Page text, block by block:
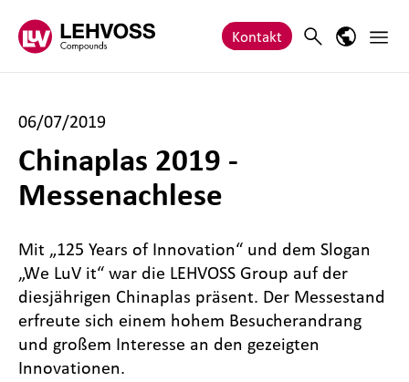
Kontakt SearchSprach-
06/07/2019
Chinaplas 2019 -
Messenachlese
Mit „125 Years of Innovation“ und dem Slogan
„We LuV it“ war die LEHVOSS Group auf der
diesjährigen Chinaplas präsent. Der Messestand
erfreute sich einem hohem Besucherandrang
und großem Interesse an den gezeigten
Innovationen.